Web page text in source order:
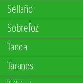
Sellaño
Sobrefoz
Tanda
Taranes